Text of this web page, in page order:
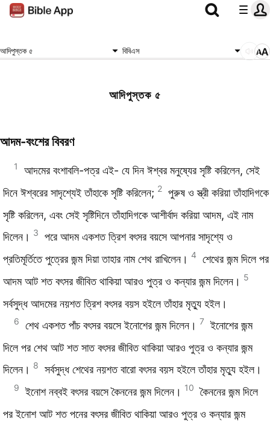
আদিপুস্তক ৫ বিবিএস
আদিপুস্তক ৫
আদম-বংশের বিবরণ
1
আদমের বংশাবলি-পত্র এই- যে দিন ঈশ্বর মনুষ্যের সৃষ্টি করিলেন, সেই
দিনে ঈশ্বরের সাদৃশ্যেই তাঁহাকে সৃষ্টি করিলেন; 2 পুরুষ ও স্ত্রী করিয়া তাঁহাদিগকে
সৃষ্টি করিলেন, এবং সেই সৃষ্টিদিনে তাঁহাদিগকে আশীর্বাদ করিয়া আদম, এই নাম
দিলেন। 3
পরে আদম একশত ত্রিশ বৎসর বয়সে আপনার সাদৃশ্যে ও
প্রতিমূর্তিতে পুত্রের জন্ম দিয়া তাহার নাম শেথ রাখিলেন। 4
শেথের জন্ম দিলে পর
আদম আট শত বৎসর জীবিত থাকিয়া আরও পুত্র ও কন্যার জন্ম দিলেন। 5
সর্বসুদ্ধ আদমের নয়শত ত্রিশ বৎসর বয়স হইলে তাঁহার মৃত্যু হইল।
6 শেথ একশত পাঁচ বৎসর বয়সে ইনোশের জন্ম দিলেন। 7 ইনোশের জন্ম
দিলে পর শেথ আট শত সাত বৎসর জীবিত থাকিয়া আরও পুত্র ও কন্যার জন্ম
দিলেন। 8 সর্বসুদ্ধ শেথের নয়শত বারো বৎসর বয়স হইলে তাঁহার মৃত্যু হইল।
9 ইনোশ নব্বই বৎসর বয়সে কৈননের জন্ম দিলেন। 10 কৈননের জন্ম দিলে
পর ইনোশ আট শত পনের বৎসর জীবিত থাকিয়া আরও পুত্র ও কন্যার জন্ম